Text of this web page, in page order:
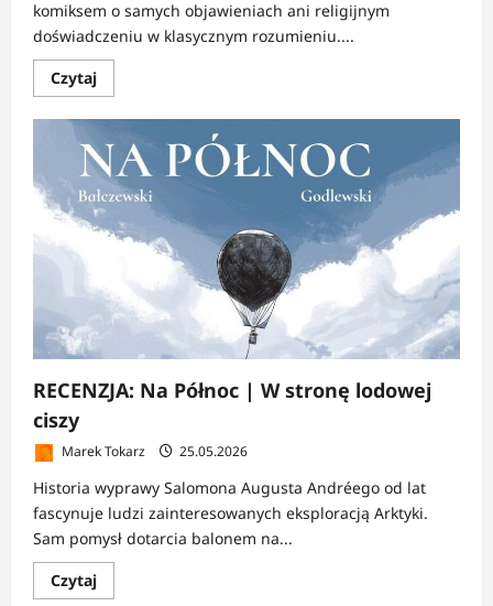
komiksem o samych objawieniach ani religijnym
doświadczeniu w klasycznym rozumieniu....
CzytajDowiedz
się
o
RECENZJA:
Medziugorie
|
Pielgrzymka
przez
rodzinne
pęknięcia
RECENZJA: Na Północ | W stronę lodowej
ciszy
Marek Tokarz 25.05.2026
Historia wyprawy Salomona Augusta Andréego od lat
fascynuje ludzi zainteresowanych eksploracją Arktyki.
Sam pomysł dotarcia balonem na...
CzytajDowiedz
się